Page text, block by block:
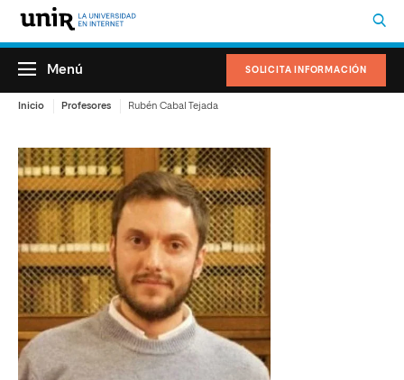
SOLICITA INFORMACIÓN
Menú
Inicio Profesores Rubén Cabal Tejada